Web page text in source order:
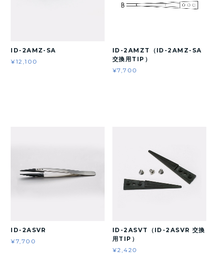
ID-2AMZ-SA
¥12,100
ID-2AMZT（ID-2AMZ-SA
交換用TIP）
¥7,700
ID-2ASVR
¥7,700
ID-2ASVT（ID-2ASVR 交換
用TIP）
¥2,420